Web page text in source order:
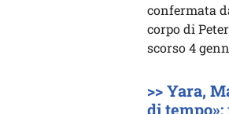
confermata
corpo di
scorso 4
>> Yara,
di